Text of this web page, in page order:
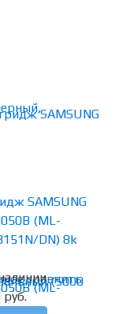
сравнить
SAMSUNG
(ML-
DN) 8k
руб.